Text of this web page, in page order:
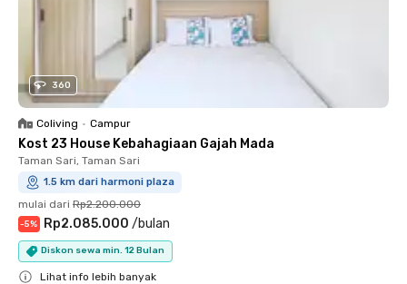
360
Coliving • Campur
Kost 23 House Kebahagiaan Gajah Mada
Taman Sari, Taman Sari
1.5 km dari harmoni plaza
mulai dari Rp2.200.000
-5% Rp2.085.000 /bulan
Diskon sewa min. 12 Bulan
Lihat info lebih banyak